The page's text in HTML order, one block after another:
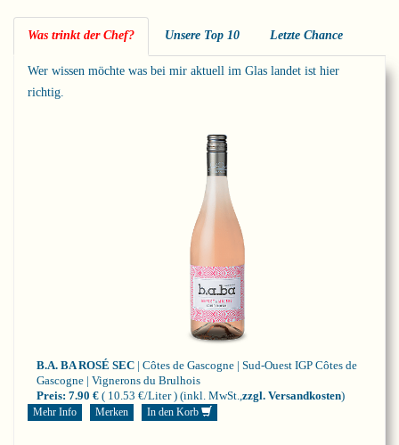
Was trinkt der Chef? Unsere Top 10 Letzte Chance
Wer wissen möchte was bei mir aktuell im Glas landet ist hier
richtig.
B.A. BA ROSÉ SEC | Côtes de Gascogne | Sud-Ouest IGP Côtes de
Gascogne | Vignerons du Brulhois
Preis: 7.90 € ( 10.53 €/Liter ) (inkl. MwSt.,zzgl. Versandkosten)
Mehr Info Merken In den Korb